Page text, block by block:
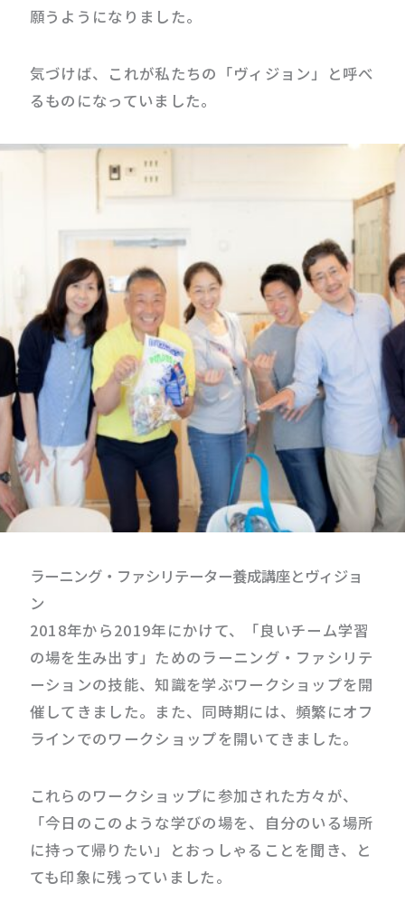
願うようになりました。
気づけば、これが私たちの「ヴィジョン」と呼べ
るものになっていました。
ラーニング・ファシリテーター養成講座とヴィジョ
ン
2018年から2019年にかけて、「良いチーム学習
の場を生み出す」ためのラーニング・ファシリテ
ーションの技能、知識を学ぶワークショップを開
催してきました。また、同時期には、頻繁にオフ
ラインでのワークショップを開いてきました。
これらのワークショップに参加された方々が、
「今日のこのような学びの場を、自分のいる場所
に持って帰りたい」とおっしゃることを聞き、と
ても印象に残っていました。